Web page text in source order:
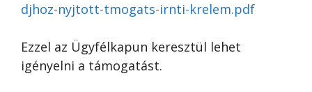
djhoz-nyjtott-tmogats-irnti-krelem.pdf
Ezzel az Ügyfélkapun keresztül lehet
igényelni a támogatást.